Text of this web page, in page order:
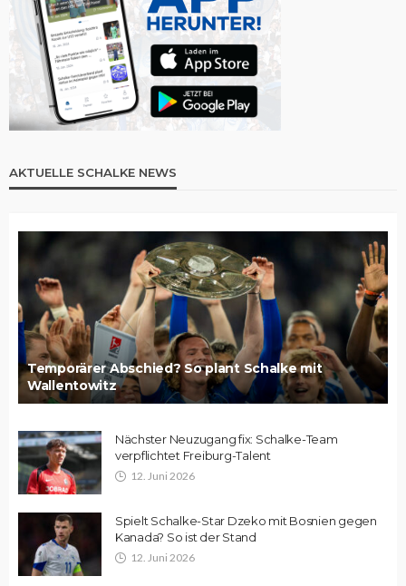
AKTUELLE SCHALKE NEWS
Temporärer Abschied? So plant Schalke mit
Wallentowitz
Nächster Neuzugang fix: Schalke-Team
verpflichtet Freiburg-Talent
12. Juni 2026
Spielt Schalke-Star Dzeko mit Bosnien gegen
Kanada? So ist der Stand
12. Juni 2026